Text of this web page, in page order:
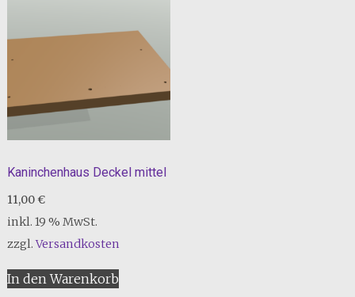
Kaninchenhaus Deckel mittel
11,00€
inkl. 19 % MwSt.
zzgl.Versandkosten
In den Warenkorb